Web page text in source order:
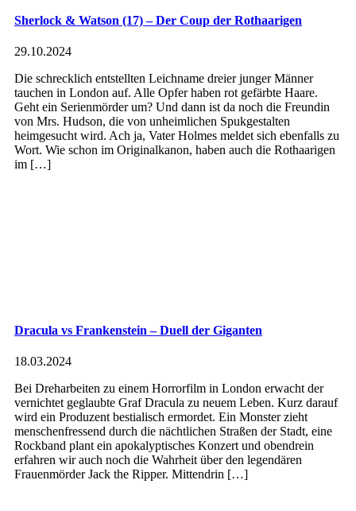
Sherlock & Watson (17) – Der Coup der Rothaarigen
29.10.2024
Die schrecklich entstellten Leichname dreier junger Männer
tauchen in London auf. Alle Opfer haben rot gefärbte Haare.
Geht ein Serienmörder um? Und dann ist da noch die Freundin
von Mrs. Hudson, die von unheimlichen Spukgestalten
heimgesucht wird. Ach ja, Vater Holmes meldet sich ebenfalls zu
Wort. Wie schon im Originalkanon, haben auch die Rothaarigen
im […]
Dracula vs Frankenstein – Duell der Giganten
18.03.2024
Bei Dreharbeiten zu einem Horrorfilm in London erwacht der
vernichtet geglaubte Graf Dracula zu neuem Leben. Kurz darauf
wird ein Produzent bestialisch ermordet. Ein Monster zieht
menschenfressend durch die nächtlichen Straßen der Stadt, eine
Rockband plant ein apokalyptisches Konzert und obendrein
erfahren wir auch noch die Wahrheit über den legendären
Frauenmörder Jack the Ripper. Mittendrin […]